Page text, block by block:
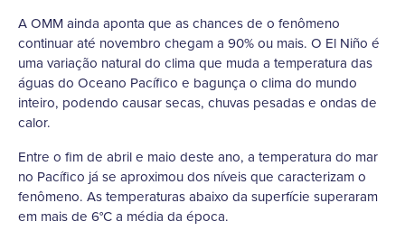
A OMM ainda aponta que as chances de o fenômeno
continuar até novembro chegam a 90% ou mais. O El Niño é
uma variação natural do clima que muda a temperatura das
águas do Oceano Pacífico e bagunça o clima do mundo
inteiro, podendo causar secas, chuvas pesadas e ondas de
calor.
Entre o fim de abril e maio deste ano, a temperatura do mar
no Pacífico já se aproximou dos níveis que caracterizam o
fenômeno. As temperaturas abaixo da superfície superaram
em mais de 6°C a média da época.